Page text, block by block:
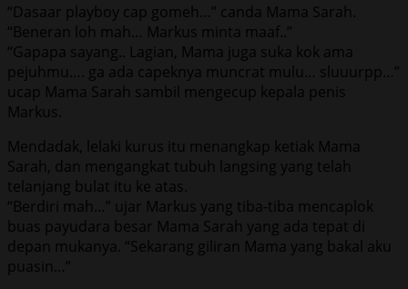
“Dasaar playboy cap gomeh…” canda Mama Sarah.
“Beneran loh mah… Markus minta maaf..”
“Gapapa sayang.. Lagian, Mama juga suka kok ama
pejuhmu…. ga ada capeknya muncrat mulu… sluuurpp…”
ucap Mama Sarah sambil mengecup kepala penis
Markus.
Mendadak, lelaki kurus itu menangkap ketiak Mama
Sarah, dan mengangkat tubuh langsing yang telah
telanjang bulat itu ke atas.
“Berdiri mah…” ujar Markus yang tiba-tiba mencaplok
buas payudara besar Mama Sarah yang ada tepat di
depan mukanya. “Sekarang giliran Mama yang bakal aku
puasin…”